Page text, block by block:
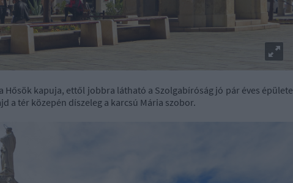
Hősök kapuja, ettől jobbra látható a Szolgabíróság jó pár éves épülete
a tér közepén díszeleg a karcsú Mária szobor.